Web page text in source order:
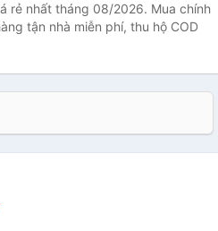
rẻ nhất tháng 08/2026. Mua chính
tận nhà miễn phí, thu hộ COD